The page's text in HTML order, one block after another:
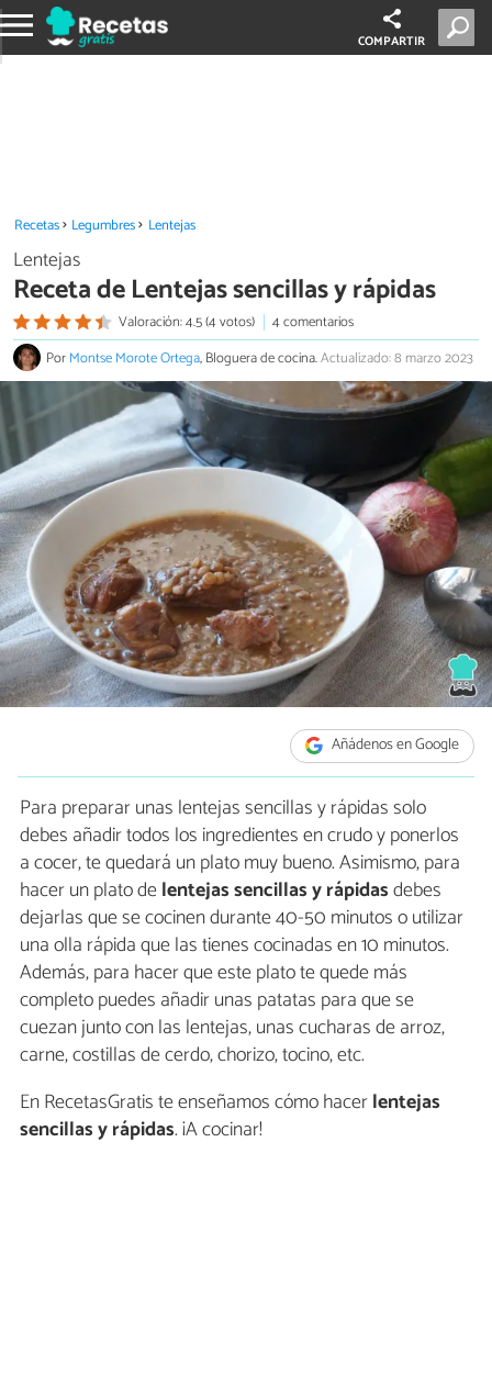
COMPARTIR
Recetas Legumbres Lentejas
Lentejas
Receta de Lentejas sencillas y rápidas
Valoración: 4.5 (4 votos)
4 comentarios
PorMontse Morote Ortega, Bloguera de cocina.Actualizado: 8 marzo 2023
Añádenos en Google
Para preparar unas lentejas sencillas y rápidas solo
debes añadir todos los ingredientes en crudo y ponerlos
a cocer, te quedará un plato muy bueno. Asimismo, para
hacer un plato delentejas sencillas y rápidasdebes
dejarlas que se cocinen durante 40-50 minutos o utilizar
una olla rápida que las tienes cocinadas en 10 minutos.
Además, para hacer que este plato te quede más
completo puedes añadir unas patatas para que se
cuezan junto con las lentejas, unas cucharas de arroz,
carne, costillas de cerdo, chorizo, tocino, etc.
En RecetasGratis te enseñamos cómo hacerlentejas
sencillas y rápidas. ¡A cocinar!